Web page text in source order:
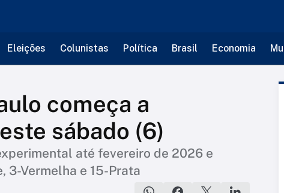
Eleições Colunistas Política Brasil Economia
começa a
sábado (6)
até fevereiro de 2026 e
3-Vermelha e 15-Prata